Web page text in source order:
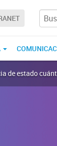
de estado